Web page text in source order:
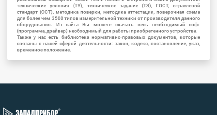
технические условия (ТУ), техническое задание (ТЗ), ГОСТ, отраслевой
стандарт (ОСТ), методика поверки, методика аттестации, поверочная схема
для более чем 3500 типов измерительной техники от производителя данного
оборудования. Из сайта Вы можете скачать весь необходимый софт
(программа, драйвер) необходимый для работы приобретенного устройства.
Также у нас есть библиотека нормативно-правовых документов, которые
связаны с нашей сферой деятельности: закон, кодекс, постановление, указ,
временное положение.